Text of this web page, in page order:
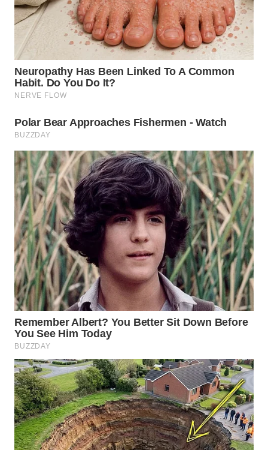
WN
DEPOK
TAPANULI
UTARA
WN
SAMOSIR
WN
PADANG
LAWAS
WN
SUMEDANG
WN
CIANJUR
WN
KEPULAUAN
SERIBU
WN
TANGERANG
WN
BINJAI